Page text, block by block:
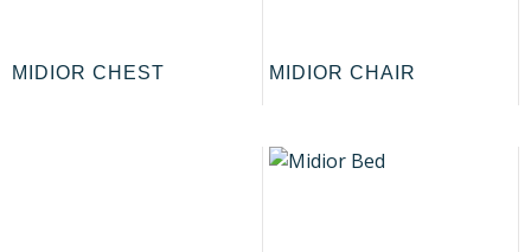
MIDIOR CHEST MIDIOR CHAIR